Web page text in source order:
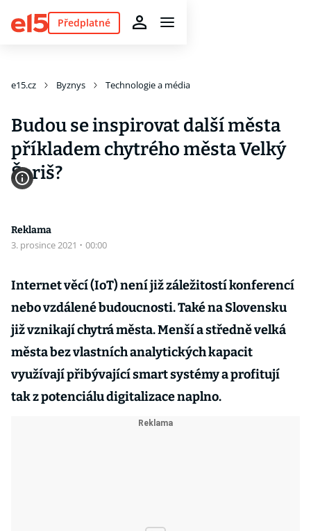
Předplatné
e15.cz Byznys Technologie a média
Budou se inspirovat další města
příkladem chytrého města Velký
Šariš?
Reklama
3. prosince 2021 · 00:00
Internet věcí (IoT) není již záležitostí konferencí
nebo vzdálené budoucnosti. Také na Slovensku
již vznikají chytrá města. Menší a středně velká
města bez vlastních analytických kapacit
využívají přibývající smart systémy a profitují
tak z potenciálu digitalizace naplno.